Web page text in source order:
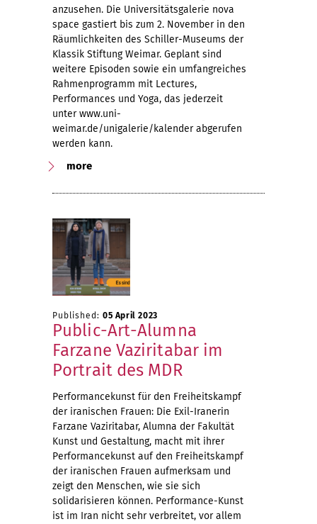
anzusehen. Die Universitätsgalerie nova
space gastiert bis zum 2. November in den
Räumlichkeiten des Schiller-Museums der
Klassik Stiftung Weimar. Geplant sind
weitere Episoden sowie ein umfangreiches
Rahmenprogramm mit Lectures,
Performances und Yoga, das jederzeit
unter www.uni-
weimar.de/unigalerie/kalender abgerufen
werden kann.
more
Published: 05 April 2023
Public-Art-Alumna
Farzane Vaziritabar im
Portrait des MDR
Performancekunst für den Freiheitskampf
der iranischen Frauen: Die Exil-Iranerin
Farzane Vaziritabar, Alumna der Fakultät
Kunst und Gestaltung, macht mit ihrer
Performancekunst auf den Freiheitskampf
der iranischen Frauen aufmerksam und
zeigt den Menschen, wie sie sich
solidarisieren können. Performance-Kunst
ist im Iran nicht sehr verbreitet, vor allem